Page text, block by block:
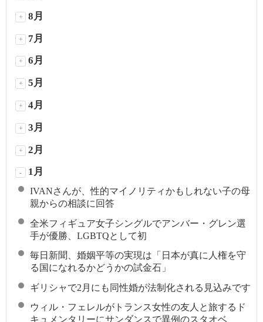
+ 8月
+ 7月
+ 6月
+ 5月
+ 4月
+ 3月
+ 2月
- 1月
IVANさんが、性的マイノリティかもしれない子の母
親からの相談に回答
全米フィギュア女子シングルでアンバー・グレン選
手が優勝、LGBTQとして初
毎日新聞、婚姻平等の実現は「日本が真に人権を守
る国になれるかどうかの試金石」
ギリシャで2月にも同性婚が法制化される見込みです
ウィル・フェレルがトランス女性の友人と旅するド
キュメンタリーにサンダンスで異例のスタオベ